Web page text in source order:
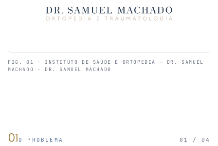
FIG. 01 · INSTITUTO DE SAÚDE E ORTOPEDIA — DR. SAMUEL
MACHADO · DR. SAMUEL MACHADO
01 O PROBLEMA 01 / 04